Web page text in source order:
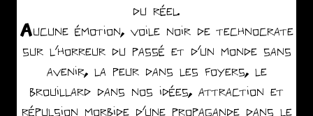
du réel.
Aucune émotion, voile noir de technocrate
sur l’horreur du passé et d’un monde sans
avenir, la peur dans les foyers, le
brouillard dans nos idées, attraction et
répulsion morbide d’une propagande dans le